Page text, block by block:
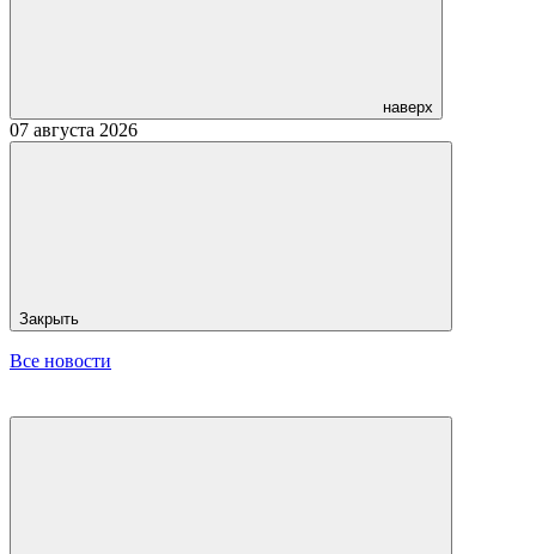
наверх
07 августа 2026
Закрыть
Все новости